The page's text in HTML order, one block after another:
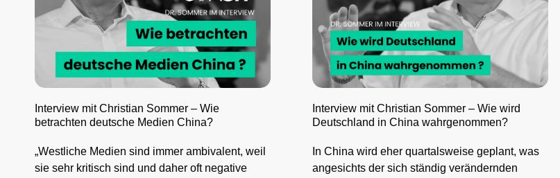
Interview mit Christian Sommer – Wie
betrachten deutsche Medien China?
„Westliche Medien sind immer ambivalent, weil
sie sehr kritisch sind und daher oft negative
Interview mit Christian Sommer – Wie wird
Deutschland in China wahrgenommen?
In China wird eher quartalsweise geplant, was
angesichts der sich ständig verändernden